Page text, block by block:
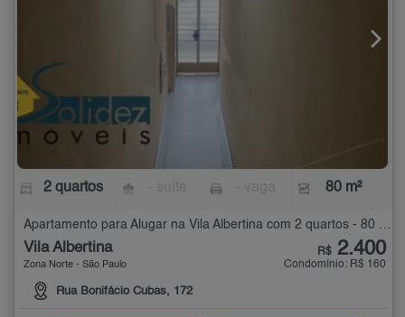
2 quartos 80 m²
Vila Albertina
Zona Norte - São Paulo
Rua Bonifácio Cubas, 172
R$ 2.400
Condomínio: R$ 160